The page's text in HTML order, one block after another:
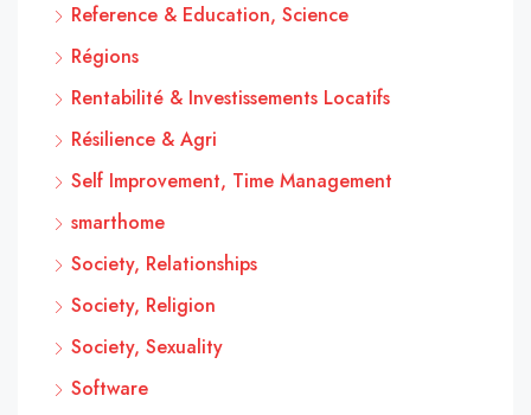
Reference & Education, Science
Régions
Rentabilité & Investissements Locatifs
Résilience & Agri
Self Improvement, Time Management
smarthome
Society, Relationships
Society, Religion
Society, Sexuality
Software